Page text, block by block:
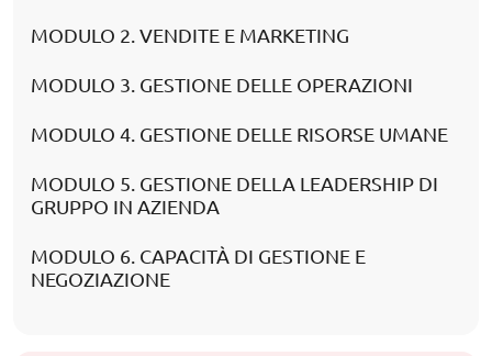
MODULO 2. VENDITE E MARKETING
MODULO 3. GESTIONE DELLE OPERAZIONI
MODULO 4. GESTIONE DELLE RISORSE UMANE
MODULO 5. GESTIONE DELLA LEADERSHIP DI
GRUPPO IN AZIENDA
MODULO 6. CAPACITÀ DI GESTIONE E
NEGOZIAZIONE